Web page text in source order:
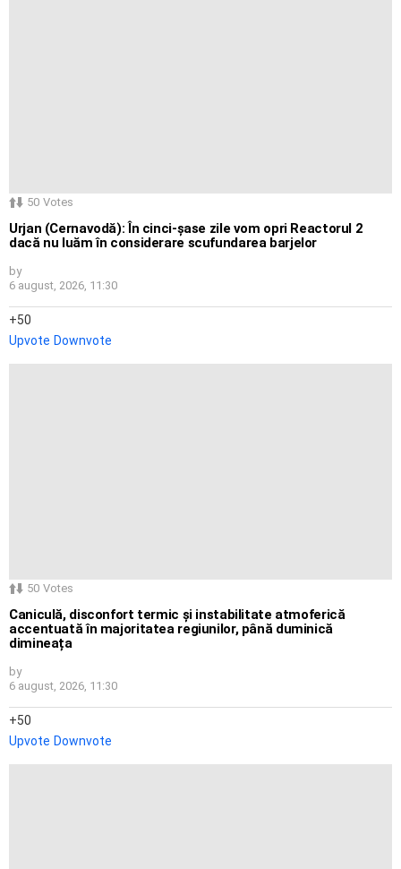
50 Votes
Urjan (Cernavodă): În cinci-șase zile vom opri Reactorul 2
dacă nu luăm în considerare scufundarea barjelor
by
6 august, 2026, 11:30
50
Upvote Downvote
50 Votes
Caniculă, disconfort termic și instabilitate atmoferică
accentuată în majoritatea regiunilor, până duminică
dimineața
by
6 august, 2026, 11:30
50
Upvote Downvote